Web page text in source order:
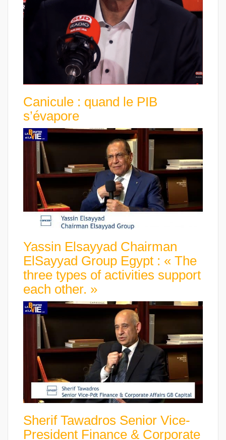
Canicule : quand le PIB
s’évapore
Yassin Elsayyad Chairman
ElSayyad Group Egypt : « The
three types of activities support
each other. »
Sherif Tawadros Senior Vice-
President Finance & Corporate